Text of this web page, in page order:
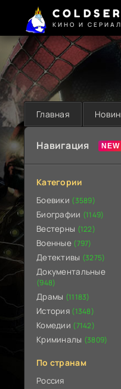
КИНО И
Главная
Навигация
Категории
Боевики (3589)
Биографии (1149)
Вестерны (122)
Военные (797)
Детективы (3275)
Документальные
(948)
Драмы (11183)
История (1348)
Комедии (7142)
Криминалы (3809)
По странам
Россия